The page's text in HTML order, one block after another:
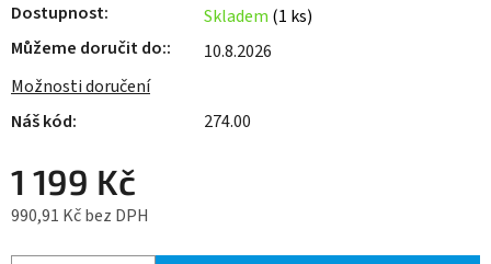
Dostupnost Skladem (1 ks)
Můžeme doručit do:
10.8.2026
Možnosti doručení
274.00
1 199 Kč
990,91 Kč bez DPH
Měrná cena: